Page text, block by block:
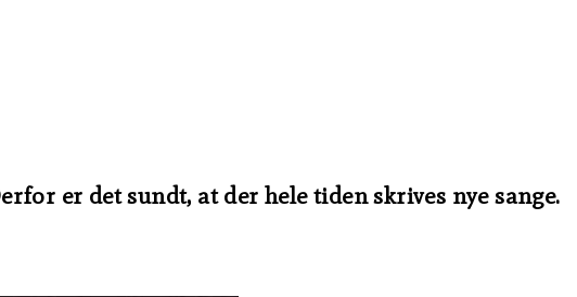
er det sundt, at der hele tiden skrives nye sange.